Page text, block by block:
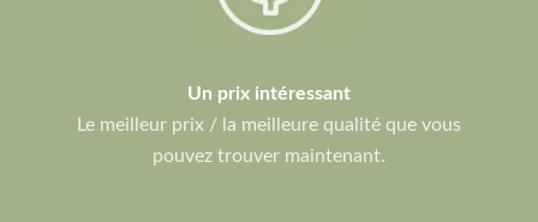
Un prix intéressant
Le meilleur prix / la meilleure qualité que vous
pouvez trouver maintenant.